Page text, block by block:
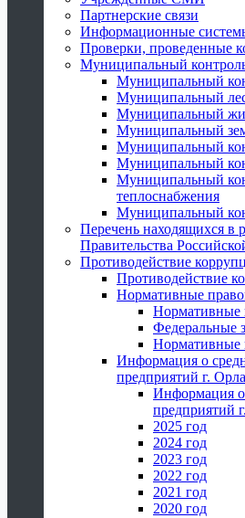
Партнерские связи
Информационные
Проверки, проведенные
Муниципальный
Муниципальный
Муниципальный
Муниципальный
Муниципальный
Муниципальный
Муниципальный
Муниципальный
теплоснабжения
Муниципальный
Перечень находящихся в
Правительства
Противодействие
Противодействие
Нормативные
Нормативные
Федеральные
Нормативные
Информация о
предприятий г. Орла
Информация о
предприятий
2025 год
2024 год
2023 год
2022 год
2021 год
2020 год